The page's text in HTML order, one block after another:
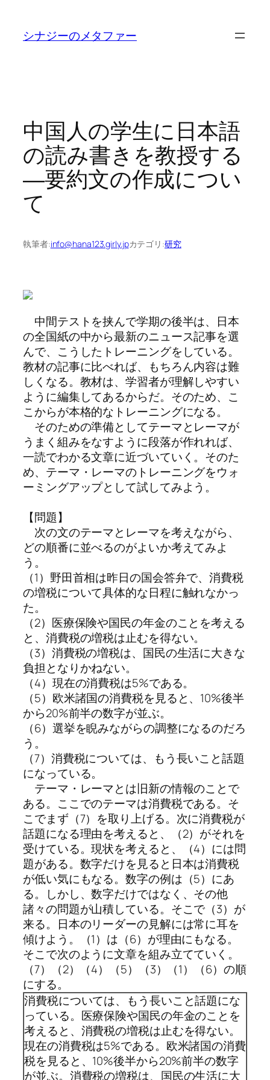
シナジーのメタファー
中国人の学生に日本語
の読み書きを教授する
―要約文の作成につい
て
執筆者:info@hana123.girly.jpカテゴリ:研究
中間テストを挟んで学期の後半は、日本
の全国紙の中から最新のニュース記事を選
んで、こうしたトレーニングをしている。
教材の記事に比べれば、もちろん内容は難
しくなる。教材は、学習者が理解しやすい
ように編集してあるからだ。そのため、こ
こからが本格的なトレーニングになる。
そのための準備としてテーマとレーマが
うまく組みをなすように段落が作れれば、
一読でわかる文章に近づいていく。そのた
め、テーマ・レーマのトレーニングをウォ
ーミングアップとして試してみよう。
【問題】
次の文のテーマとレーマを考えながら、
どの順番に並べるのがよいか考えてみよ
う。
（1）野田首相は昨日の国会答弁で、消費税
の増税について具体的な日程に触れなかっ
た。
（2）医療保険や国民の年金のことを考える
と、消費税の増税は止むを得ない。
（3）消費税の増税は、国民の生活に大きな
負担となりかねない。
（4）現在の消費税は5%である。
（5）欧米諸国の消費税を見ると、10%後半
から20%前半の数字が並ぶ。
（6）選挙を睨みながらの調整になるのだろ
う。
（7）消費税については、もう長いこと話題
になっている。
テーマ・レーマとは旧新の情報のことで
ある。ここでのテーマは消費税である。そ
こでまず（7）を取り上げる。次に消費税が
話題になる理由を考えると、（2）がそれを
受けている。現状を考えると、（4）には問
題がある。数字だけを見ると日本は消費税
が低い気にもなる。数字の例は（5）にあ
る。しかし、数字だけではなく、その他
諸々の問題が山積している。そこで（3）が
来る。日本のリーダーの見解には常に耳を
傾けよう。（1）は（6）が理由にもなる。
そこで次のように文章を組み立てていく。
（7）（2）（4）（5）（3）（1）（6）の順
にする。
消費税については、もう長いこと話題にな
っている。医療保険や国民の年金のことを
考えると、消費税の増税は止むを得ない。
現在の消費税は5%である。欧米諸国の消費
税を見ると、10%後半から20%前半の数字
が並ぶ。消費税の増税は、国民の生活に大